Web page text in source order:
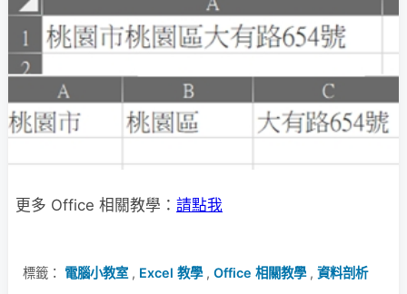
更多 Office 相關教學： 請點我
標籤： 電腦小教室 , Excel 教學, Office 相關教學, 資料剖析